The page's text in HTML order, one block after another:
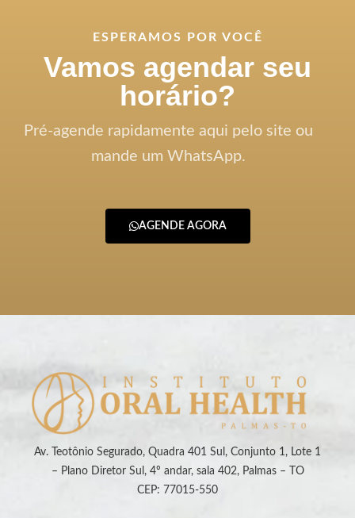
ESPERAMOS POR VOCÊ
Vamos agendar seu
horário?
Pré-agende rapidamente aqui pelo site ou
mande um WhatsApp.
AGENDE AGORA
Av. Teotônio Segurado, Quadra 401 Sul, Conjunto 1, Lote 1
– Plano Diretor Sul, 4º andar, sala 402, Palmas – TO
CEP: 77015-550